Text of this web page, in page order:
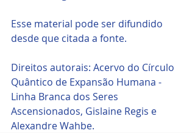
Esse material pode ser difundido
desde que citada a fonte.
Direitos autorais: Acervo do Círculo
Quântico de Expansão Humana -
Linha Branca dos Seres
Ascensionados, Gislaine Regis e
Alexandre Wahbe.